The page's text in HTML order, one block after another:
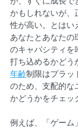
かもしれないが、
性が高い。とはい
あなたとあなたの
のキャパシティを
打ち込めるかどう
年齢制限はプラッ
のため、支配的な
かどうかをチェッ
例えば、「ゲーム